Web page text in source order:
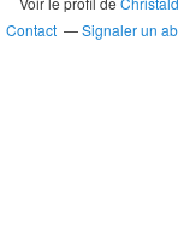
Contact
Signaler un